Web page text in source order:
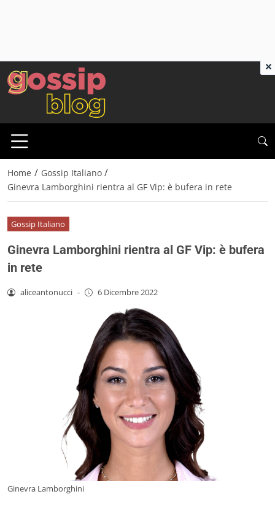
Home / Gossip Italiano /
Ginevra Lamborghini rientra al GF Vip: è bufera in rete
Gossip Italiano
Ginevra Lamborghini rientra al GF Vip: è bufera
in rete
aliceantonucci - 6 Dicembre 2022
Ginevra Lamborghini
×